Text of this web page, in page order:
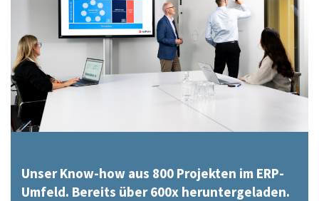
Unser Know-how aus 800 Projekten im ERP-
Umfeld. Bereits über 600x heruntergeladen.